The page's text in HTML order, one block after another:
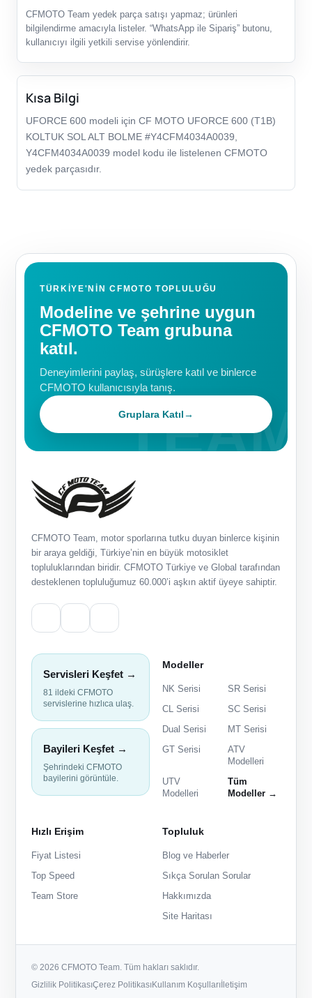
CFMOTO Team yedek parça satışı yapmaz; ürünleri
bilgilendirme amacıyla listeler. “WhatsApp ile Sipariş” butonu,
kullanıcıyı ilgili yetkili servise yönlendirir.
Kısa Bilgi
UFORCE 600 modeli için CF MOTO UFORCE 600 (T1B)
KOLTUK SOL ALT BOLME #Y4CFM4034A0039,
Y4CFM4034A0039 model kodu ile listelenen CFMOTO
yedek parçasıdır.
TÜRKIYE'NIN CFMOTO TOPLULUĞU
Modeline ve şehrine uygun
CFMOTO Team grubuna
katıl.
Deneyimlerini paylaş, sürüşlere katıl ve binlerce
CFMOTO kullanıcısıyla tanış.
Gruplara Katıl→
CFMOTO Team, motor sporlarına tutku duyan binlerce kişinin
bir araya geldiği, Türkiye’nin en büyük motosiklet
topluluklarından biridir. CFMOTO Türkiye ve Global tarafından
desteklenen topluluğumuz 60.000’i aşkın aktif üyeye sahiptir.
Servisleri Keşfet →
81 ildeki CFMOTO
servislerine hızlıca ulaş.
Bayileri Keşfet →
Şehrindeki CFMOTO
bayilerini görüntüle.
Modeller
NK Serisi
SR Serisi
CL Serisi
SC Serisi
Dual Serisi
MT Serisi
GT Serisi
ATV
Modelleri
UTV
Modelleri
Tüm
Modeller →
Hızlı Erişim
Fiyat Listesi
Top Speed
Team Store
Topluluk
Blog ve Haberler
Sıkça Sorulan Sorular
Hakkımızda
Site Haritası
© 2026 CFMOTO Team. Tüm hakları saklıdır.
Gizlilik PolitikasıÇerez PolitikasıKullanım Koşulları İletişim